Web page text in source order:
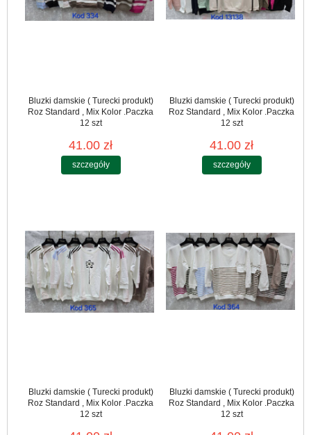
Bluzki damskie ( Turecki produkt)
Roz Standard , Mix Kolor .Paczka
12 szt
41.00 zł
szczegóły
Bluzki damskie ( Turecki produkt)
Roz Standard , Mix Kolor .Paczka
12 szt
41.00 zł
szczegóły
Bluzki damskie ( Turecki produkt)
Roz Standard , Mix Kolor .Paczka
12 szt
Bluzki damskie ( Turecki produkt)
Roz Standard , Mix Kolor .Paczka
12 szt